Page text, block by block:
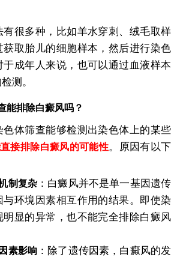
有很多种，比如羊水穿刺、绒毛取样
获取胎儿的细胞样本，然后进行染色
成年人来说，也可以通过血液样本
测。
能排除白癜风吗？
色体筛查能够检测出染色体上的某些
接排除白癜风的可能性。原因有以下
制复杂 ：白癜风并不是单一基因遗传
环境因素相互作用的结果。即使染
明显的异常，也不能完全排除白癜风
素影响 ：除了遗传因素，白癜风的发